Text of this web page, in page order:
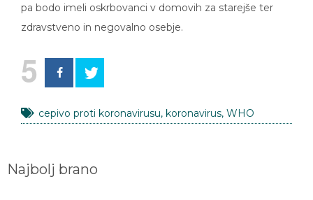
pa bodo imeli oskrbovanci v domovih za starejše ter
zdravstveno in negovalno osebje.
5
cepivo proti koronavirusu, koronavirus, WHO
Najbolj brano